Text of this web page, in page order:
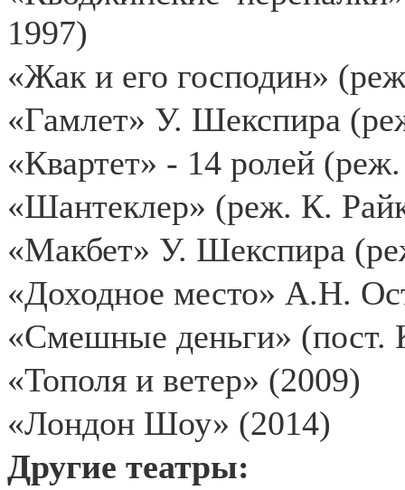
1997)
«Жак и его господин»
«Гамлет» У. Шекспира
«Квартет» - 14 ролей
«Шантеклер» (реж. К.
«Макбет» У. Шекспира
«Доходное место» А.Н.
«Смешные деньги» (пост.
«Тополя и ветер» (2009)
«Лондон Шоу» (2014)
Другие театры: